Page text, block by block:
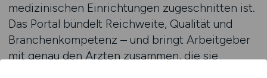
medizinischen Einrichtungen zugeschnitten ist.
Das Portal bündelt Reichweite, Qualität und
Branchenkompetenz – und bringt Arbeitgeber
mit genau den Ärzten zusammen, die sie